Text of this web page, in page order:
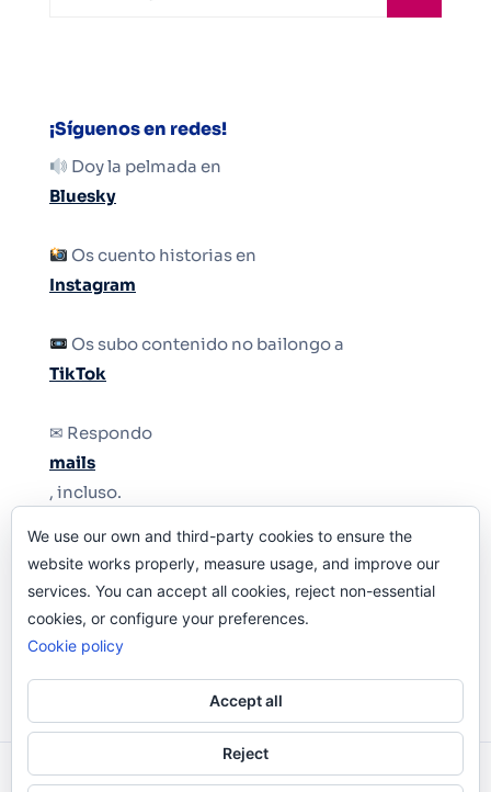
¡Síguenos en redes!
Doy la pelmada en
Bluesky
Os cuento historias en
Instagram
Os subo contenido no bailongo a
TikTok
✉ Respondo
mails
, incluso.
Y si una persona no puede tener teléfono, que
le quiten el teléfono.
Odi O'Malley © 2016-2025. Todos Los Derechos
We use our own and third-party cookies to ensure the
website works properly, measure usage, and improve our
services. You can accept all cookies, reject non-essential
cookies, or configure your preferences.
Cookie policy
Accept all
Reject